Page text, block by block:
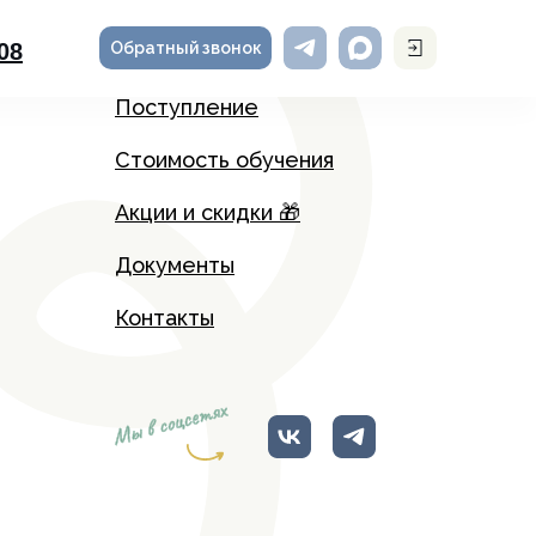
Обратный звонок
Поступление
Стоимость обучения
Контакты
Акции и скидки 🎁
Документы